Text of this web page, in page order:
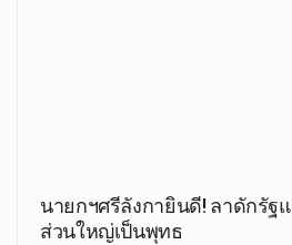
นายกฯศรีลังกายินดี! ลาดักรัฐ
ส่วนใหญ่เป็นพุทธ